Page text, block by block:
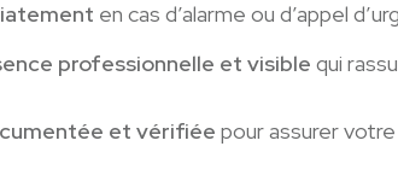
en cas d’alarme ou d’appel
professionnelle et visible qui
et vérifiée pour assurer